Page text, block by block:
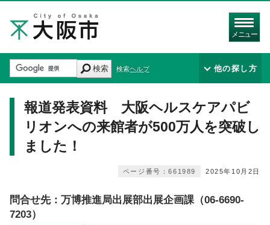
メニュー
検索 検索ヘルプ 他の探し方
報道発表資料 大阪ヘルスケアパビ
リオンへの来館者が500万人を突破し
ました！
2025年10月2日
ページ番号：661989
問合せ先：万博推進局出展部出展企画課（06-6690-
7203）